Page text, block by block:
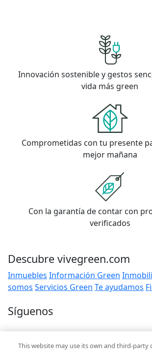
Innovación sostenible y gestos
vida más green
Comprometidas con tu presente
mejor mañana
Con la garantía de contar con
verificados
Descubre vivegreen.com
Inmuebles Información Green
somos Servicios Green Te ayudamos
Síguenos
Contacto
This website may use its own and third-party